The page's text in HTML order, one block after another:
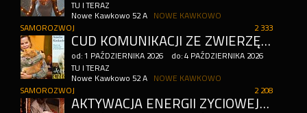
TU I TERAZ
Nowe Kawkowo 52 A
NOWE KAWKOWO
2 333
SAMOROZWOJ
CUD KOMUNIKACJI ZE ZWIERZĘTAMI. POZIOM 1
od:1 PAŹDZIERNIKA 2026 do:4 PAŹDZIERNIKA 2026
TU I TERAZ
Nowe Kawkowo 52 A
NOWE KAWKOWO
2 208
SAMOROZWOJ
AKTYWACJA ENERGII ŻYCIOWEJ KUNDALINI. AKTYWACJA 7 CZAKR